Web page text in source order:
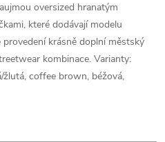
oversized hranatým
které dodávají modelu
krásně doplní městský
kombinace. Varianty:
žlutá, coffee brown, béžová,